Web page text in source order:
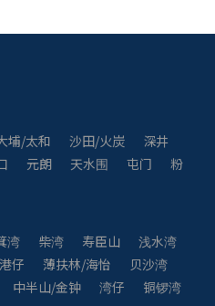
埔/太和 沙田/火炭
深井
元朗 天水围 屯门
粉
湾 柴湾 寿臣山
浅水湾
仔 薄扶林/海怡
贝沙湾
中半山/金钟 湾仔
铜锣湾